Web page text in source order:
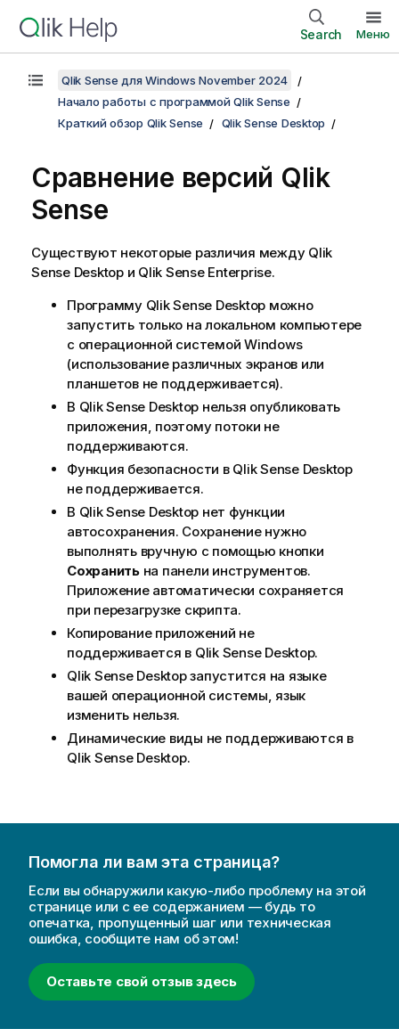
Search Меню
Qlik Sense для Windows November 2024
Начало работы с программой Qlik Sense
Краткий обзор Qlik Sense
Qlik Sense Desktop
Сравнение версий Qlik
Sense
Существуют некоторые различия между Qlik
Sense Desktopи Qlik Sense Enterprise.
Программу Qlik Sense Desktop можно
запустить только на локальном компьютере
с операционной системой Windows
(использование различных экранов или
планшетов не поддерживается).
В Qlik Sense Desktop нельзя опубликовать
приложения, поэтому потоки не
поддерживаются.
Функция безопасности в Qlik Sense Desktop
не поддерживается.
В Qlik Sense Desktop нет функции
автосохранения. Сохранение нужно
выполнять вручную с помощью кнопки
Сохранитьна панели инструментов.
Приложение автоматически сохраняется
при перезагрузке скрипта.
Копирование приложений не
поддерживается в Qlik Sense Desktop.
Qlik Sense Desktopзапустится на языке
вашей операционной системы, язык
изменить нельзя.
Динамические виды не поддерживаются в
Qlik Sense Desktop.
Помогла ли вам эта страница?
Если вы обнаружили какую-либо проблему на этой
странице или с ее содержанием — будь то
опечатка, пропущенный шаг или техническая
ошибка, сообщите нам об этом!
Оставьте свой отзыв здесь